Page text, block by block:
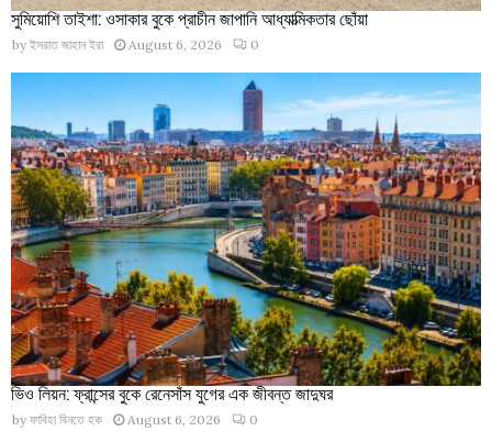
সুমিয়োশি তাইশা: ওসাকার বুকে প্রাচীন জাপানি আধ্যাত্মিকতার ছোঁয়া
by ইসরাত জাহান ইরা August 6, 2026 0
ভিও লিয়ন: ফ্রান্সের বুকে রেনেসাঁস যুগের এক জীবন্ত জাদুঘর
by ফাবিহা বিনতে হক August 6, 2026 0